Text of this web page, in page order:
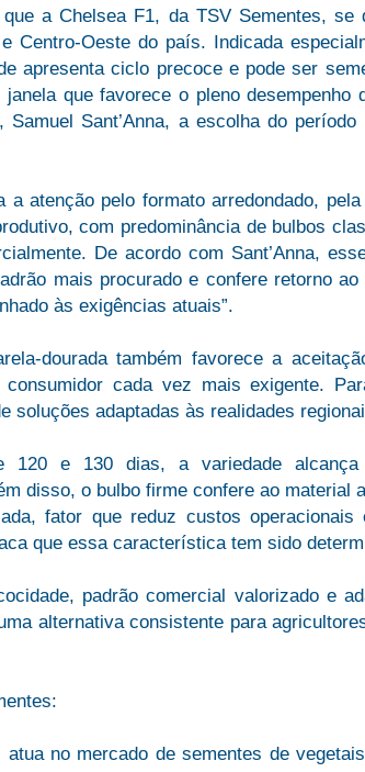
a Chelsea F1, da TSV Sementes, se
Centro-Oeste do país. Indicada
apresenta ciclo precoce e pode ser
que favorece o pleno desempenho
Samuel Sant’Anna, a escolha do
a atenção pelo formato arredondado,
com predominância de bulbos
De acordo com Sant’Anna,
mais procurado e confere retorno
às exigências atuais”.
dourada também favorece a
consumidor cada vez mais exigente.
soluções adaptadas às realidades
120 e 130 dias, a variedade
disso, o bulbo firme confere ao
fator que reduz custos
que essa característica tem sido
padrão comercial valorizado e
alternativa consistente para
atua no mercado de sementes de